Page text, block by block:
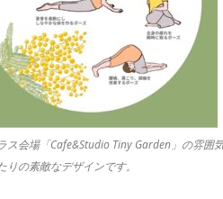
ス会場「Cafe&Studio Tiny Garden」の雰囲
りの素敵なデザインです。